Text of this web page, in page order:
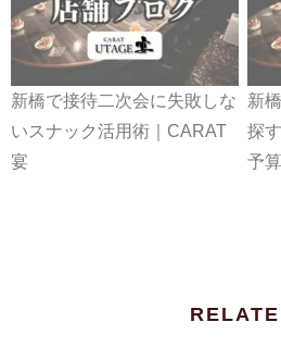
新橋で接待二次会に失敗しな
いスナック活用術｜CARAT
宴
新
探
予